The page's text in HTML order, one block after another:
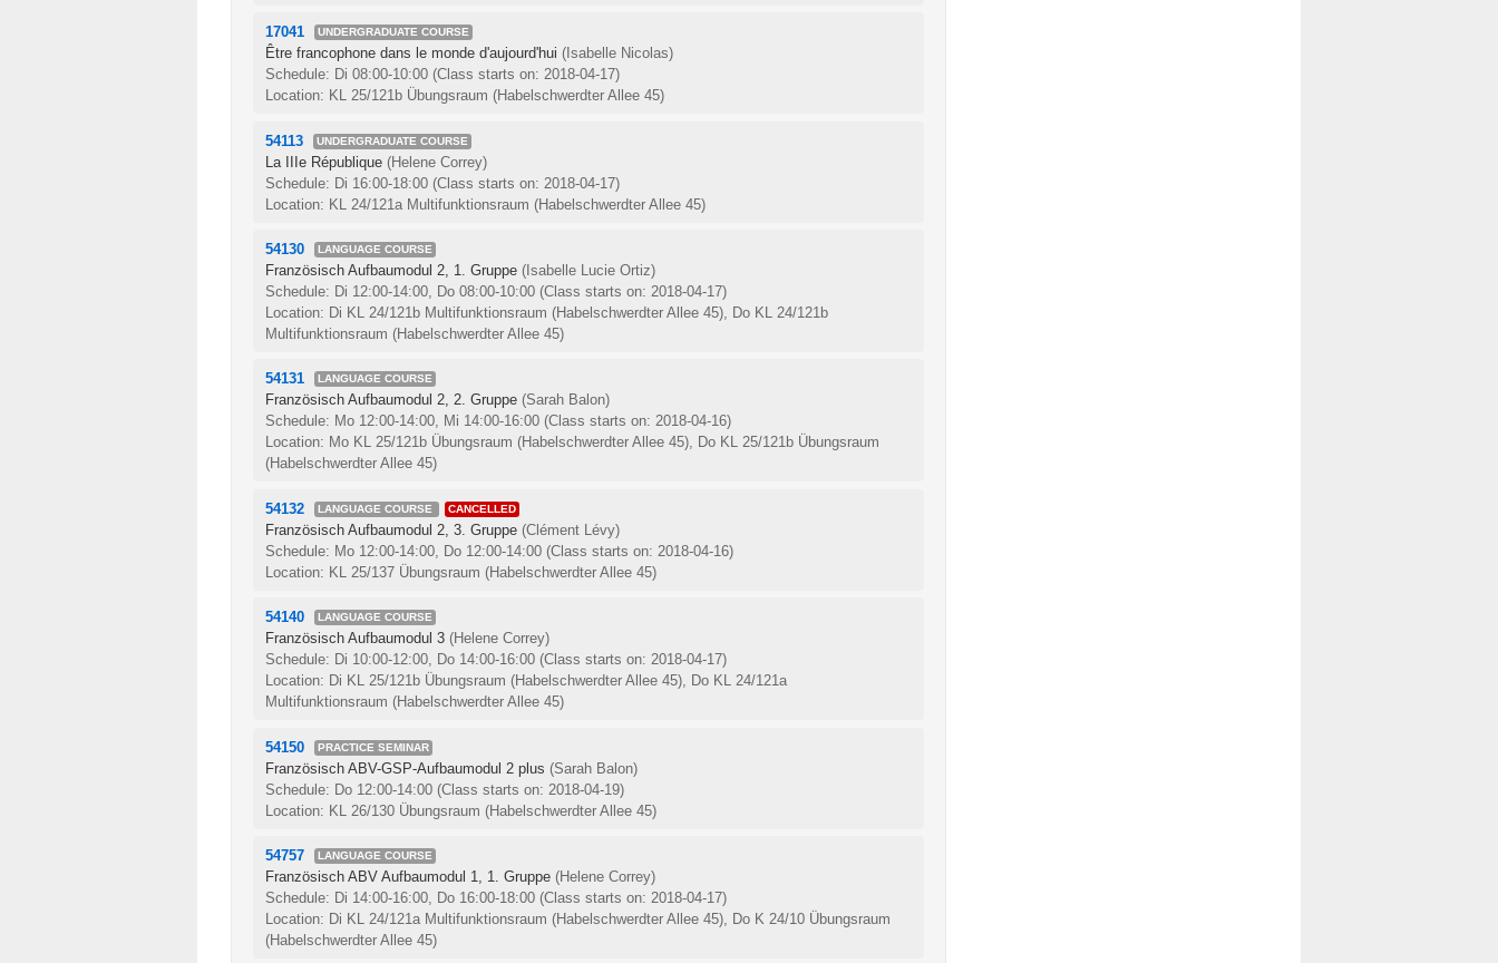
17041 UNDERGRADUATE COURSE
Être francophone dans le monde d'aujourd'hui (Isabelle Nicolas)
Schedule: Di 08:00-10:00 (Class starts on: 2018-04-17)
Location: KL 25/121b Übungsraum (Habelschwerdter Allee 45)
54113 UNDERGRADUATE COURSE
La IIIe République (Helene Correy)
Schedule: Di 16:00-18:00 (Class starts on: 2018-04-17)
Location: KL 24/121a Multifunktionsraum (Habelschwerdter Allee 45)
54130 LANGUAGE COURSE
Französisch Aufbaumodul 2, 1. Gruppe (Isabelle Lucie Ortiz)
Schedule: Di 12:00-14:00, Do 08:00-10:00 (Class starts on: 2018-04-17)
Location: Di KL 24/121b Multifunktionsraum (Habelschwerdter Allee 45), Do KL 24/121b
Multifunktionsraum (Habelschwerdter Allee 45)
54131 LANGUAGE COURSE
Französisch Aufbaumodul 2, 2. Gruppe (Sarah Balon)
Schedule: Mo 12:00-14:00, Mi 14:00-16:00 (Class starts on: 2018-04-16)
Location: Mo KL 25/121b Übungsraum (Habelschwerdter Allee 45), Do KL 25/121b Übungsraum
(Habelschwerdter Allee 45)
54132 LANGUAGE COURSE CANCELLED
Französisch Aufbaumodul 2, 3. Gruppe (Clément Lévy)
Schedule: Mo 12:00-14:00, Do 12:00-14:00 (Class starts on: 2018-04-16)
Location: KL 25/137 Übungsraum (Habelschwerdter Allee 45)
54140 LANGUAGE COURSE
Französisch Aufbaumodul 3 (Helene Correy)
Schedule: Di 10:00-12:00, Do 14:00-16:00 (Class starts on: 2018-04-17)
Location: Di KL 25/121b Übungsraum (Habelschwerdter Allee 45), Do KL 24/121a
Multifunktionsraum (Habelschwerdter Allee 45)
54150 PRACTICE SEMINAR
Französisch ABV-GSP-Aufbaumodul 2 plus (Sarah Balon)
Schedule: Do 12:00-14:00 (Class starts on: 2018-04-19)
Location: KL 26/130 Übungsraum (Habelschwerdter Allee 45)
54757 LANGUAGE COURSE
Französisch ABV Aufbaumodul 1, 1. Gruppe (Helene Correy)
Schedule: Di 14:00-16:00, Do 16:00-18:00 (Class starts on: 2018-04-17)
Location: Di KL 24/121a Multifunktionsraum (Habelschwerdter Allee 45), Do K 24/10 Übungsraum
(Habelschwerdter Allee 45)